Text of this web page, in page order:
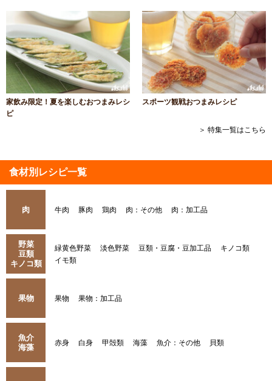
家飲み限定！夏を楽しむおつまみレシ
ピ
スポーツ観戦おつまみレシピ
＞ 特集一覧はこちら
食材別レシピ一覧
肉 牛肉 豚肉 鶏肉 肉：その他 肉：加工品
野菜
豆類
キノコ類
緑黄色野菜 淡色野菜 豆類・豆腐・豆加工品
キノコ類
イモ類
果物 果物 果物：加工品
魚介
海藻
赤身 白身 甲殻類 海藻 魚介：その他 貝類